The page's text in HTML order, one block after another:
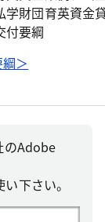
学財団育英資金
付要綱
＞
のAdobe
下さい。